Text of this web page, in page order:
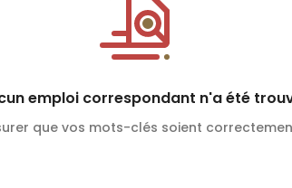
emploi correspondant n'a été
que vos mots-clés soient